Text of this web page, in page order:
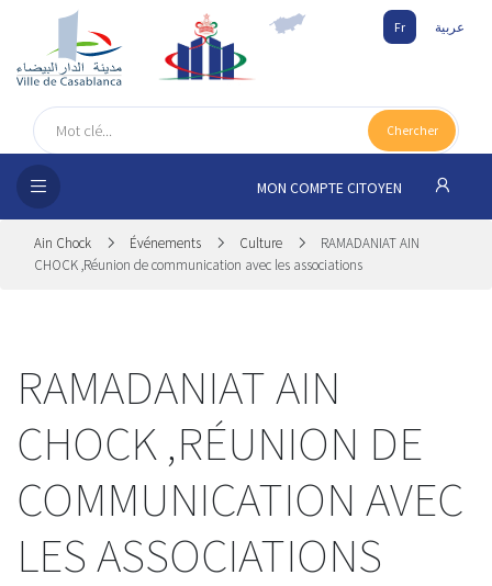
Fr عربية
Chercher
MON COMPTE CITOYEN
Ain Chock Événements Culture
RAMADANIAT AIN
CHOCK ,Réunion de communication avec les associations
RAMADANIAT AIN
CHOCK ,RÉUNION DE
COMMUNICATION AVEC
LES ASSOCIATIONS